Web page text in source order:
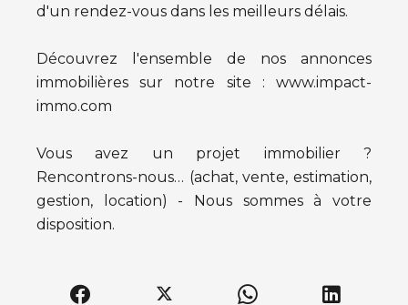
d'un rendez-vous dans les meilleurs délais.
Découvrez l'ensemble de nos annonces
immobilières sur notre site : www.impact-
immo.com
Vous avez un projet immobilier ?
Rencontrons-nous… (achat, vente, estimation,
gestion, location) - Nous sommes à votre
disposition.